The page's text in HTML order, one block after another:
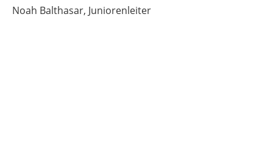
Noah Balthasar, Juniorenleiter